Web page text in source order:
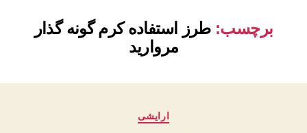
برچسب: طرز استفاده کرم گونه گذار
مروارید
دسته‌ها
ارایشی